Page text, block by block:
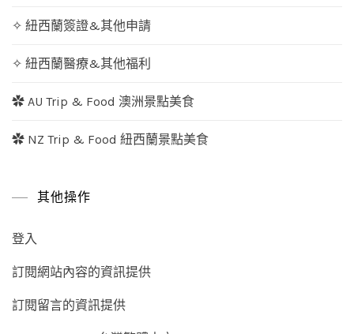
✧ 紐西蘭簽證&其他申請
✧ 紐西蘭醫療&其他福利
✿ AU Trip & Food 澳洲景點美食
✿ NZ Trip & Food 紐西蘭景點美食
其他操作
登入
訂閱網站內容的資訊提供
訂閱留言的資訊提供